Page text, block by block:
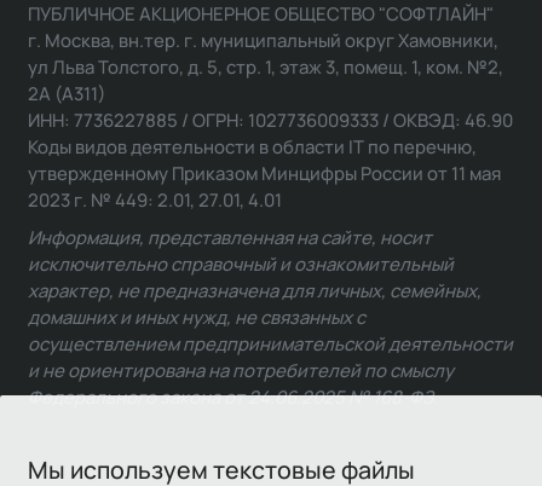
Мы используем текстовые файлы
ПУБЛИЧНОЕ АКЦИОНЕРНОЕ ОБЩЕСТВО "СОФТЛАЙН"
г. Москва, вн.тер. г. муниципальный округ Хамовники,
ул Льва Толстого, д. 5, стр. 1, этаж 3, помещ. 1, ком. №2,
2А (А311)
ИНН: 7736227885 / ОГРН: 1027736009333 / ОКВЭД: 46.90
Коды видов деятельности в области IT по перечню,
утвержденному Приказом Минцифры России от 11 мая
2023 г. № 449: 2.01, 27.01, 4.01
Информация, представленная на сайте, носит
исключительно справочный и ознакомительный
характер, не предназначена для личных, семейных,
домашних и иных нужд, не связанных с
осуществлением предпринимательской деятельности
и не ориентирована на потребителей по смыслу
Федерального закона от 24.06.2025 № 168-ФЗ.